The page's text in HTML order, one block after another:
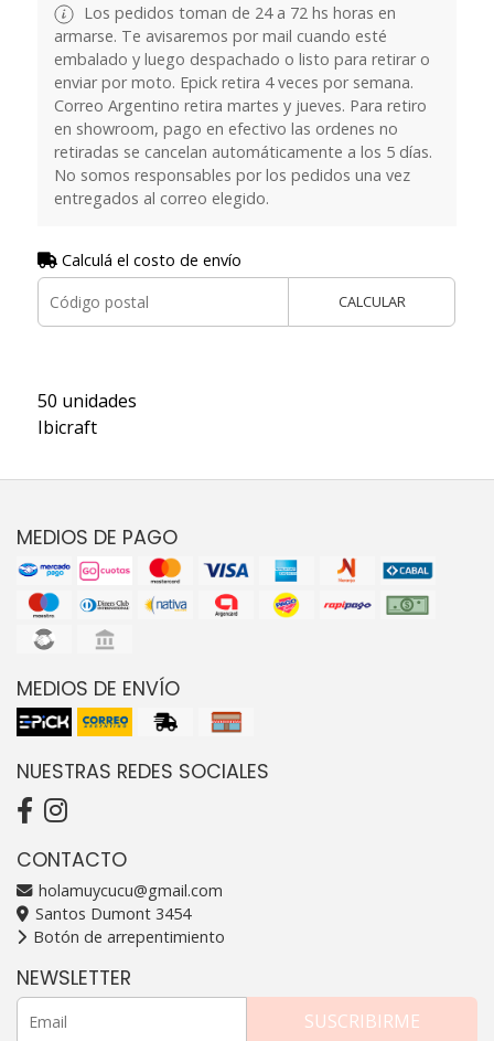
Los pedidos toman de 24 a 72 hs horas en
armarse. Te avisaremos por mail cuando esté
embalado y luego despachado o listo para retirar o
enviar por moto. Epick retira 4 veces por semana.
Correo Argentino retira martes y jueves. Para retiro
en showroom, pago en efectivo las ordenes no
retiradas se cancelan automáticamente a los 5 días.
No somos responsables por los pedidos una vez
entregados al correo elegido.
Calculá el costo de envío
CALCULAR
50 unidades
Ibicraft
MEDIOS DE PAGO
MEDIOS DE ENVÍO
NUESTRAS REDES SOCIALES
CONTACTO
holamuycucu@gmail.com
Santos Dumont 3454
Botón de arrepentimiento
NEWSLETTER
SUSCRIBIRME